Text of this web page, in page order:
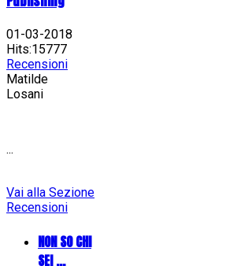
01-03-2018
Hits:15777
Recensioni
Matilde
Losani
...
Vai alla Sezione
Recensioni
NON SO CHI
SEI ...